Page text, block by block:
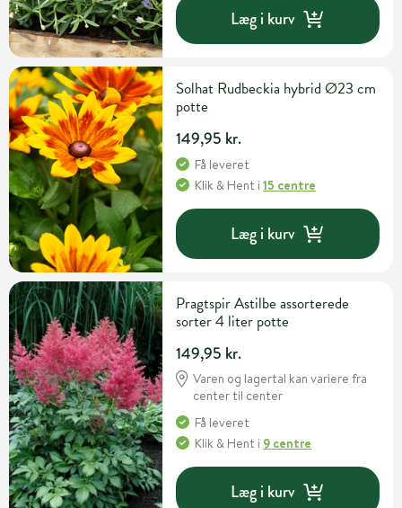
Læg i kurv
Solhat Rudbeckia hybrid Ø23 cm
potte
149,95 kr.
Få leveret
Klik & Hent i15 centre
Læg i kurv
Pragtspir Astilbe assorterede
sorter 4 liter potte
149,95 kr.
Varen og lagertal kan variere fra
center til center
Få leveret
Klik & Hent i 9 centre
Læg i kurv